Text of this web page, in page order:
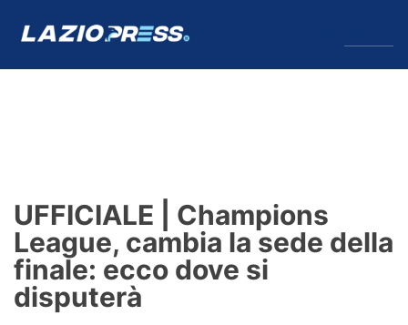
Formello
Infortuni
Primavera
UFFICIALE | Champions
League, cambia la sede della
finale: ecco dove si
disputerà